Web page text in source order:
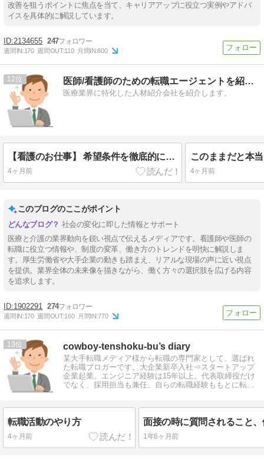
改善を狙うポイントに焦点を当て、キャリアアップに役立つ実例やアドバ
イスを具体的に解説しています。
2134655 247
週間IN:170 週間OUT:110 月間IN:800
12 医師/看護師のための転職エージェントを紹介！
医療業界に特化した人材紹介会社を紹介します。
【看護のお仕事】 希望条件を徹底的に聞いてくれますので、登録をおすすめします！
4ヶ月前 4ヶ月前
このブログのここがポイント
社会の変化に即した情報とサポート
医療と介護の業界動向を鋭い視点で伝えるメディアです。看護師や医師の
転職に役立つ情報や、制度の変革、働き方のトレンドを明快に解説しま
す。厚生労働省や大手企業の動きも踏まえ、リアルな現場の声に近い視点
を提供。業界全体の未来像を描きながら、働く方々の選択肢を広げる内容
を追求します。
1902291 274
週間IN:170 週間OUT:160 月間IN:770
13 cowboy-tenshoku-bu’s diary
某大手転職メディア様から転職の専門家として、選ばれ
た転職ブロガーです。大企業新卒入社⇒スタートアップ
企業起業。エンジニア経験は15年以上。代表取締役だけ
でなく、採用担当も兼任。自らの転職経験ももとに転職
転職活動のやり方
4ヶ月前 1年6ヶ月前